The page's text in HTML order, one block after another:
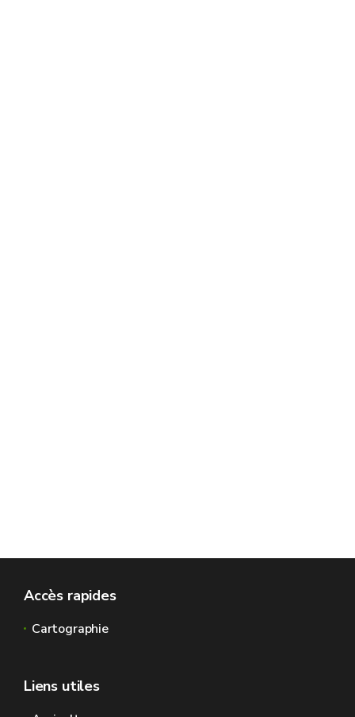
Accès rapides
Cartographie
Liens utiles